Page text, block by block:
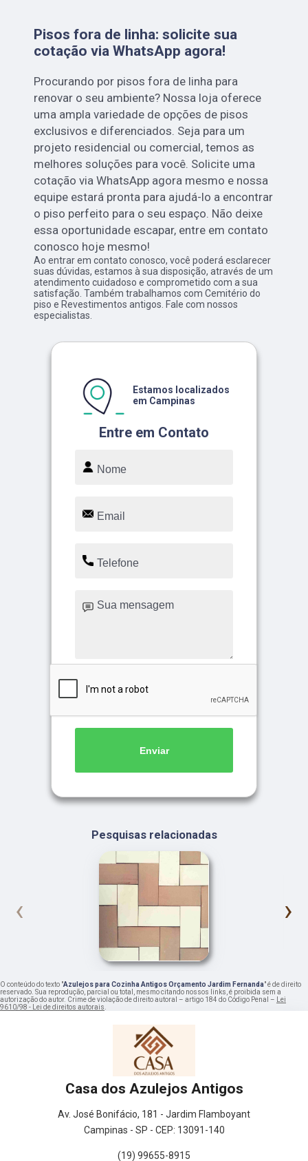
Pisos fora de linha: solicite sua
cotação via WhatsApp agora!
Procurando por pisos fora de linha para
renovar o seu ambiente? Nossa loja oferece
uma ampla variedade de opções de pisos
exclusivos e diferenciados. Seja para um
projeto residencial ou comercial, temos as
melhores soluções para você. Solicite uma
cotação via WhatsApp agora mesmo e nossa
equipe estará pronta para ajudá-lo a encontrar
o piso perfeito para o seu espaço. Não deixe
essa oportunidade escapar, entre em contato
conosco hoje mesmo!
Ao entrar em contato conosco, você poderá esclarecer
suas dúvidas, estamos à sua disposição, através de um
atendimento cuidadoso e comprometido com a sua
satisfação. Também trabalhamos com Cemitério do
piso e Revestimentos antigos. Fale com nossos
especialistas.
Entre em Contato
Estamos localizados
em Campinas
Enviar
Pesquisas relacionadas
‹ ›
O conteúdo do texto "Azulejos para Cozinha Antigos Orçamento Jardim Fernanda" é de direito
reservado. Sua reprodução, parcial ou total, mesmo citando nossos links, é proibida sem a
autorização do autor. Crime de violação de direito autoral – artigo 184 do Código Penal –
Lei
9610/98 - Lei de direitos autorais
Casa dos Azulejos Antigos
Av. José Bonifácio, 181 - Jardim Flamboyant
Campinas - SP - CEP: 13091-140
(19) 99655-8915